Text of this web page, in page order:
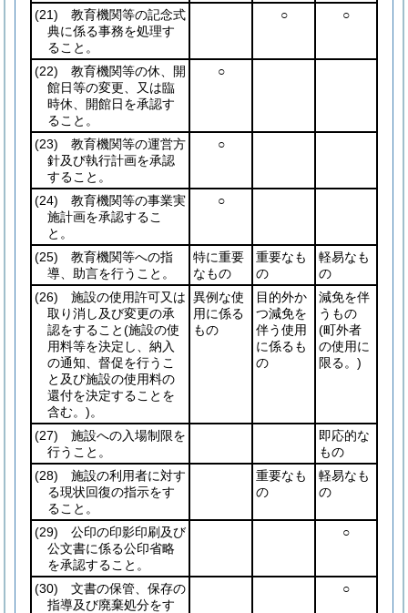
(21) 教育機関等の記念式
典に係る事務を処理す
ること。
○ ○
(22) 教育機関等の休、開
館日等の変更、又は臨
時休、開館日を承認す
ること。
○
(23) 教育機関等の運営方
針及び執行計画を承認
すること。
○
(24) 教育機関等の事業実
施計画を承認するこ
と。
○
(25) 教育機関等への指
導、助言を行うこと。
特に重要
なもの
重要なも
の
軽易なも
の
(26) 施設の使用許可又は
取り消し及び変更の承
認をすること(施設の使
用料等を決定し、納入
の通知、督促を行うこ
と及び施設の使用料の
還付を決定することを
含む。)。
異例な使
用に係る
もの
目的外か
つ減免を
伴う使用
に係るも
の
減免を伴
うもの
(町外者
の使用に
限る。)
(27) 施設への入場制限を
行うこと。
即応的な
もの
(28) 施設の利用者に対す
る現状回復の指示をす
ること。
重要なも
の
軽易なも
の
(29) 公印の印影印刷及び
公文書に係る公印省略
を承認すること。
○
(30) 文書の保管、保存の
指導及び廃棄処分をす
○